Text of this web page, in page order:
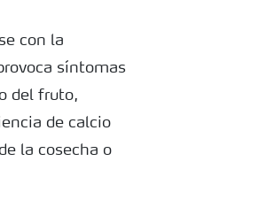
con la
síntomas
del fruto,
de calcio
la cosecha o